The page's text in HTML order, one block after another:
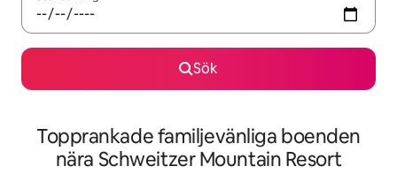
Sök
Topprankade familjevänliga boenden
nära Schweitzer Mountain Resort